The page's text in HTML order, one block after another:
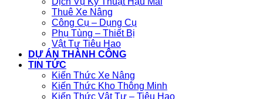
Thuê Xe Nâng
Công Cụ – Dụng Cụ
Phụ Tùng – Thiết Bị
Vật Tư Tiêu Hao
DỰ ÁN THÀNH CÔNG
TIN TỨC
Kiến Thức Xe Nâng
Kiến Thức Kho Thông Minh
Kiến Thức Vật Tư – Tiêu Hao